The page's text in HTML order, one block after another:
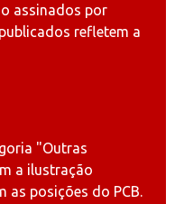
assinados por
refletem a
"Outras
a ilustração
as posições do PCB.